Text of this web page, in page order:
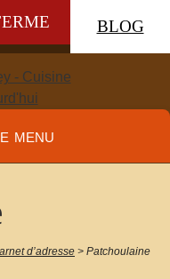
BLOG
menu
d’adresse > Patchoulaine